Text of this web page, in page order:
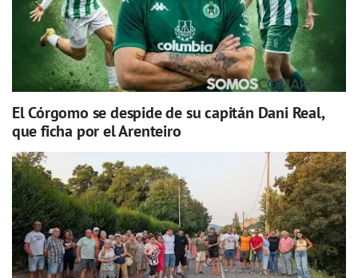
El Córgomo se despide de su capitán Dani Real,
que ficha por el Arenteiro